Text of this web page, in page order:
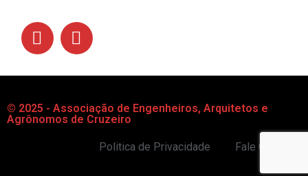
© 2025 - Associação de Engenheiros, Arquitetos e
Agrônomos de Cruzeiro
Politica de Privacidade Fale Conosco